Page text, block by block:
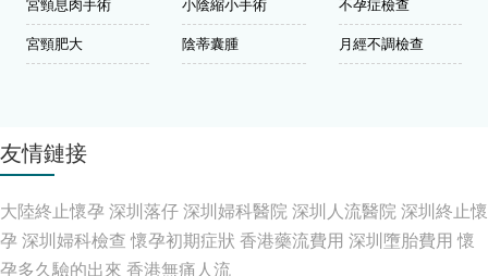
宮頸息肉手術
宮頸肥大
小陰縮小手術
陰蒂囊腫
不孕症檢查
月經不調檢查
友情鏈接
大陸終止懷孕 深圳落仔深圳婦科醫院深圳人流醫院深圳終止懷
孕 深圳婦科檢查 懷孕初期症狀 香港藥流費用 深圳墮胎費用 懷
孕多久驗的出來 香港無痛人流